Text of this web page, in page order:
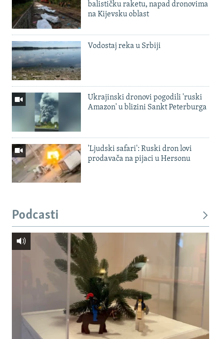
balističku raketu, napad dronovima
na Kijevsku oblast
Vodostaj reka u Srbiji
Ukrajinski dronovi pogodili 'ruski
Amazon' u blizini Sankt Peterburga
'Ljudski safari': Ruski dron lovi
prodavača na pijaci u Hersonu
Podcasti